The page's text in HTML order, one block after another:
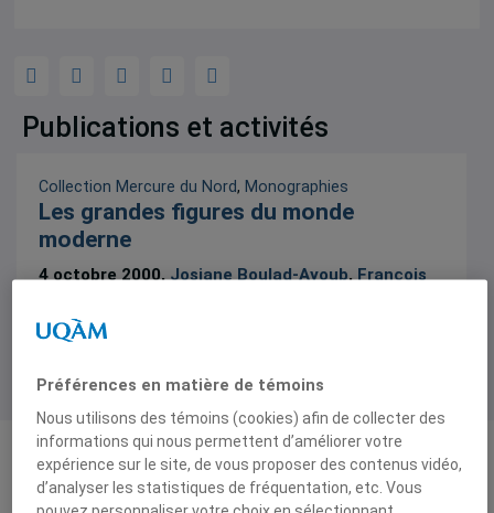
Publications et activités
Collection Mercure du Nord, Monographies
Les grandes figures du monde
moderne
4 octobre 2000,Josiane Boulad-Ayoub,François
1 résultat
Institut d’études
Préférences en matière de témoins
Nous utilisons des témoins (cookies) afin de collecter des
informations qui nous permettent d’améliorer votre
expérience sur le site, de vous proposer des contenus vidéo,
d’analyser les statistiques de fréquentation, etc. Vous